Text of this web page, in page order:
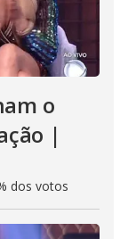
o
|
dos votos